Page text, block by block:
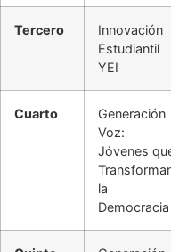
Tercero
Innovación
Estudiantil
YEI
Cuarto
Generación
Voz:
Jóvenes
la
Democracia